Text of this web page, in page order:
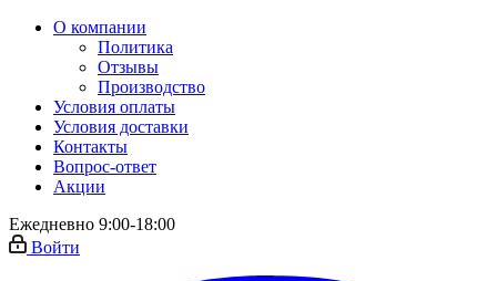
О компании
Политика
Отзывы
Производство
Условия оплаты
Условия доставки
Контакты
Вопрос-ответ
Акции
Ежедневно 9:00-18:00
Войти